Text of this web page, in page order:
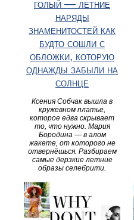
голый — летние
наряды
знаменитостей как
будто сошли с
обложки, которую
однажды забыли на
солнце
Ксения Собчак вышла в
кружевном платье,
которое едва скрывает
то, что нужно. Мария
Бородина — в алом
жакете, от которого не
отвернёшься. Разбираем
самые дерзкие летние
образы селебрити.